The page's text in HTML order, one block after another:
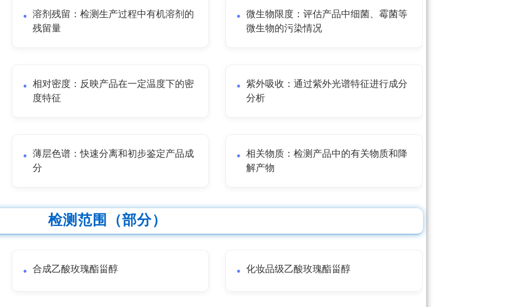
溶剂残留：检测生产过程中有机溶剂的
残留量
微生物限度：评估产品中细菌、霉菌等
微生物的污染情况
相对密度：反映产品在一定温度下的密
度特征
紫外吸收：通过紫外光谱特征进行成分
分析
薄层色谱：快速分离和初步鉴定产品成
分
相关物质：检测产品中的有关物质和降
解产物
检测范围（部分）
合成乙酸玫瑰酯甾醇 化妆品级乙酸玫瑰酯甾醇